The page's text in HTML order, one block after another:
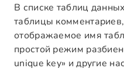
В списке таблиц
таблицы
отображаемое имя
простой режим
unique key» и другие